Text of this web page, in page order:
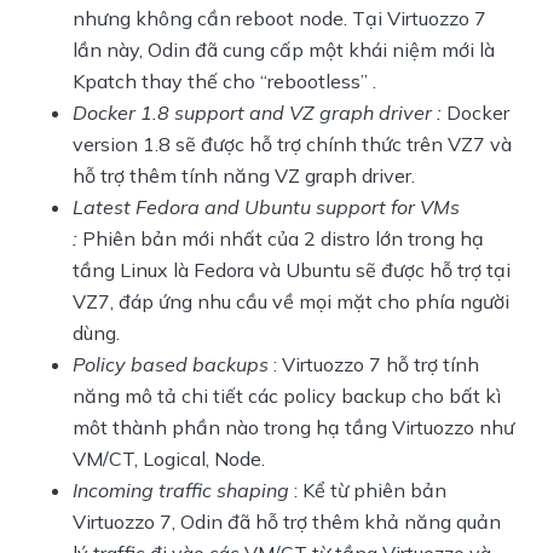
nhưng không cần reboot node. Tại Virtuozzo 7
lần này, Odin đã cung cấp một khái niệm mới là
Kpatch thay thế cho “rebootless” .
Docker 1.8 support and VZ graph driver : Docker
version 1.8 sẽ được hỗ trợ chính thức trên VZ7 và
hỗ trợ thêm tính năng VZ graph driver.
Latest Fedora and Ubuntu support for VMs
: Phiên bản mới nhất của 2 distro lớn trong hạ
tầng Linux là Fedora và Ubuntu sẽ được hỗ trợ tại
VZ7, đáp ứng nhu cầu về mọi mặt cho phía người
dùng.
Policy based backups : Virtuozzo 7 hỗ trợ tính
năng mô tả chi tiết các policy backup cho bất kì
môt thành phần nào trong hạ tầng Virtuozzo như
VM/CT, Logical, Node.
Incoming traffic shaping : Kể từ phiên bản
Virtuozzo 7, Odin đã hỗ trợ thêm khả năng quản